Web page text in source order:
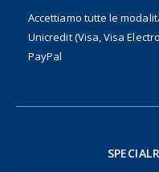
Accettiamo tutte le
Unicredit (Visa, Visa
PayPal